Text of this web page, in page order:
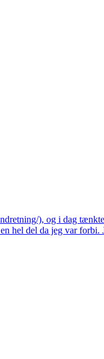
), og i dag
hel del da jeg var